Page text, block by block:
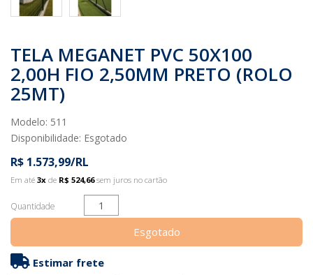
TELA MEGANET PVC 50X100
2,00H FIO 2,50MM PRETO (ROLO
25MT)
Modelo: 511
Disponibilidade: Esgotado
R$ 1.573,99/RL
Em até 3x de R$ 524,66sem juros no cartão
Quantidade
Esgotado
Estimar frete